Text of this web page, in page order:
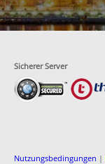
Sicherer Server
Nutzungsbedingungen |